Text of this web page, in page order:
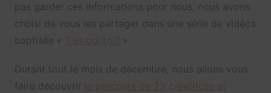
pas garder ces informations pour nous, nous avons
choisi de vous les partager dans une série de vidéos
baptisée «
».
Durant tout le mois de décembre, nous allons vous
faire découvrir